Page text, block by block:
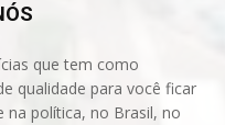
que tem como
qualidade para você ficar
política, no Brasil, no